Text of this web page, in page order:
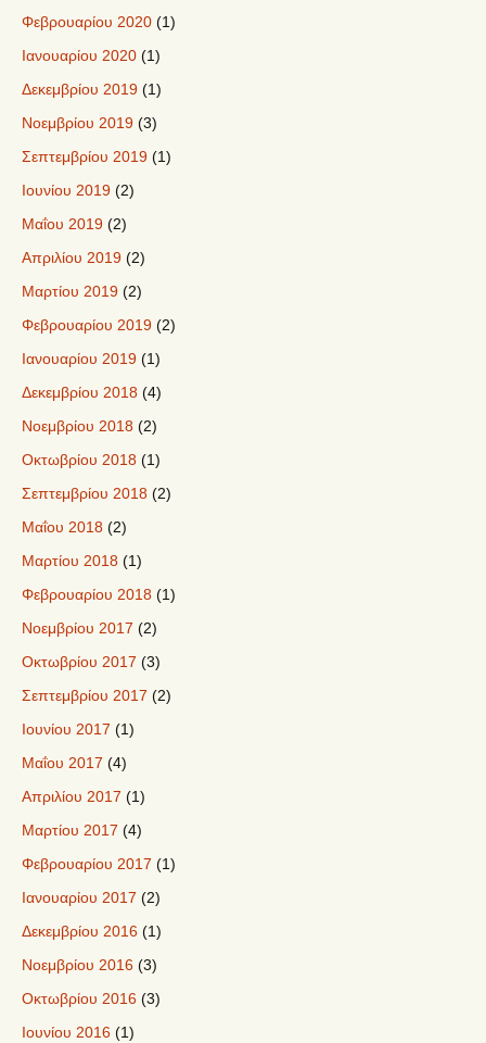
Φεβρουαρίου 2020 (1)
Ιανουαρίου 2020 (1)
Δεκεμβρίου 2019 (1)
Νοεμβρίου 2019 (3)
Σεπτεμβρίου 2019 (1)
Ιουνίου 2019 (2)
Μαΐου 2019 (2)
Απριλίου 2019 (2)
Μαρτίου 2019 (2)
Φεβρουαρίου 2019 (2)
Ιανουαρίου 2019 (1)
Δεκεμβρίου 2018 (4)
Νοεμβρίου 2018 (2)
Οκτωβρίου 2018 (1)
Σεπτεμβρίου 2018 (2)
Μαΐου 2018 (2)
Μαρτίου 2018 (1)
Φεβρουαρίου 2018 (1)
Νοεμβρίου 2017 (2)
Οκτωβρίου 2017 (3)
Σεπτεμβρίου 2017 (2)
Ιουνίου 2017 (1)
Μαΐου 2017 (4)
Απριλίου 2017 (1)
Μαρτίου 2017 (4)
Φεβρουαρίου 2017 (1)
Ιανουαρίου 2017 (2)
Δεκεμβρίου 2016 (1)
Νοεμβρίου 2016 (3)
Οκτωβρίου 2016 (3)
Ιουνίου 2016 (1)